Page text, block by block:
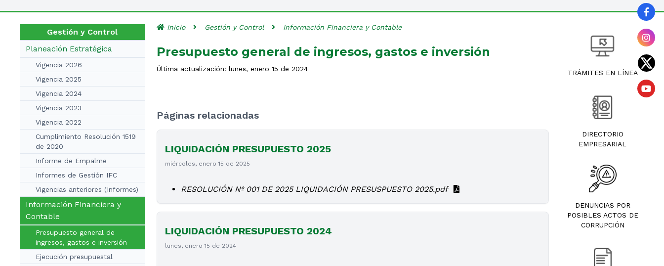
Gestión y Control
Planeación Estratégica
Vigencia 2026
Vigencia 2025
Vigencia 2024
Vigencia 2023
Vigencia 2022
Cumplimiento Resolución 1519
de 2020
Informe de Empalme
Informes de Gestión IFC
Vigencias anteriores (Informes)
Información Financiera y
Contable
Presupuesto general de
ingresos, gastos e inversión
Ejecución presupuestal
Inicio Gestión y Control Información Financiera y Contable
Presupuesto general de ingresos, gastos e inversión
Última actualización: lunes, enero 15 de 2024
Páginas relacionadas
LIQUIDACIÓN PRESUPUESTO 2025
miércoles, enero 15 de 2025
RESOLUCIÓN Nº 001 DE 2025 LIQUIDACIÓN PRESUSPUESTO 2025.pdf
LIQUIDACIÓN PRESUPUESTO 2024
lunes, enero 15 de 2024
TRÁMITES EN LÍNEA
DIRECTORIO
EMPRESARIAL
DENUNCIAS POR
POSIBLES ACTOS DE
CORRUPCIÓN